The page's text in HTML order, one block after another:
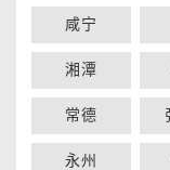
咸宁
湘潭
常德
永州